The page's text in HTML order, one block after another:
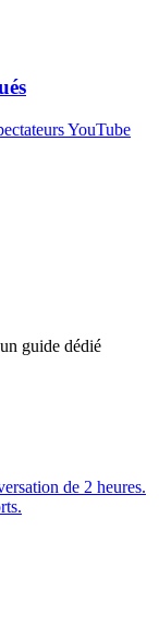
YouTube
guide dédié
de 2 heures.